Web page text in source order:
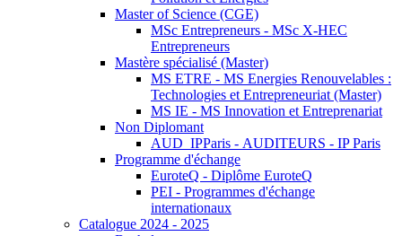
Master of Science (CGE)
MSc Entrepreneurs - MSc X-HEC
Entrepreneurs
Mastère spécialisé (Master)
MS ETRE - MS Energies Renouvelables :
Technologies et Entrepreneuriat (Master)
MS IE - MS Innovation et Entreprenariat
Non Diplomant
AUD_IPParis - AUDITEURS - IP Paris
Programme d'échange
EuroteQ - Diplôme EuroteQ
PEI - Programmes d'échange
internationaux
Catalogue 2024 - 2025